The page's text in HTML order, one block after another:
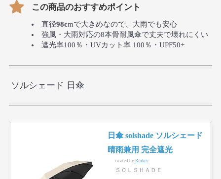
この商品のおすすめポイント
直径98cmで大きめなので、大雨でも安心
強風・大雨対応の8本骨耐風傘で丈夫で壊れにくい
遮光率100％・UVカット率 100％・UPF50+
ソルシェード 日傘
日傘 solshade ソルシェード
晴雨兼用 完全遮光
created by Rinker
ＳＯＬＳＨＡＤＥ